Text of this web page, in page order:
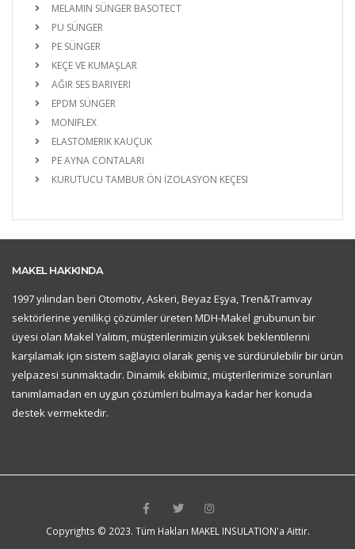
MELAMIN SÜNGER BASOTECT
PU SÜNGER
PE SÜNGER
KEÇE VE KUMAŞLAR
AĞIR SES BARIYERI
EPDM SÜNGER
MONIFLEX
ELASTOMERIK KAUÇUK
PE AYNA CONTALARI
KURUTUCU TAMBUR ÖN İZOLASYON KEÇESI
MAKEL HAKKINDA
1997 yılından beri Otomotiv, Askeri, Beyaz Eşya, Tren&Tramvay
sektörlerine yenilikçi çözümler üreten MDH-Makel grubunun bir
üyesi olan Makel Yalıtım, müşterilerimizin yüksek beklentilerini
karşılamak için sistem sağlayıcı olarak geniş ve sürdürülebilir bir ürün
yelpazesi sunmaktadır. Dinamik ekibimiz, müşterilerimize sorunları
tanımlamadan en uygun çözümleri bulmaya kadar her konuda
destek vermektedir.
Copyrights © 2023. Tüm Hakları MAKEL INSULATION'a Aittir.